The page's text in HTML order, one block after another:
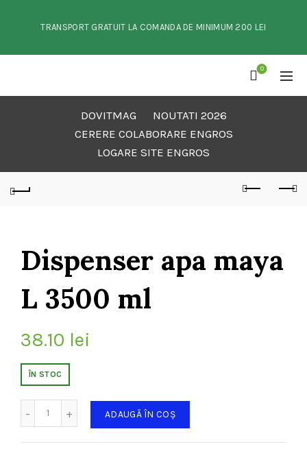
TRANSPORT GRATUIT LA COMANDA DE MINIMUM 200 LEI
0
DOVITMAG
NOUTATI 2026
CERERE COLABORARE ENGROS
LOGARE SITE ENGROS
Dispenser apa maya
L 3500 ml
38.10 lei
ÎN STOC
ADAUGĂ ÎN COȘ